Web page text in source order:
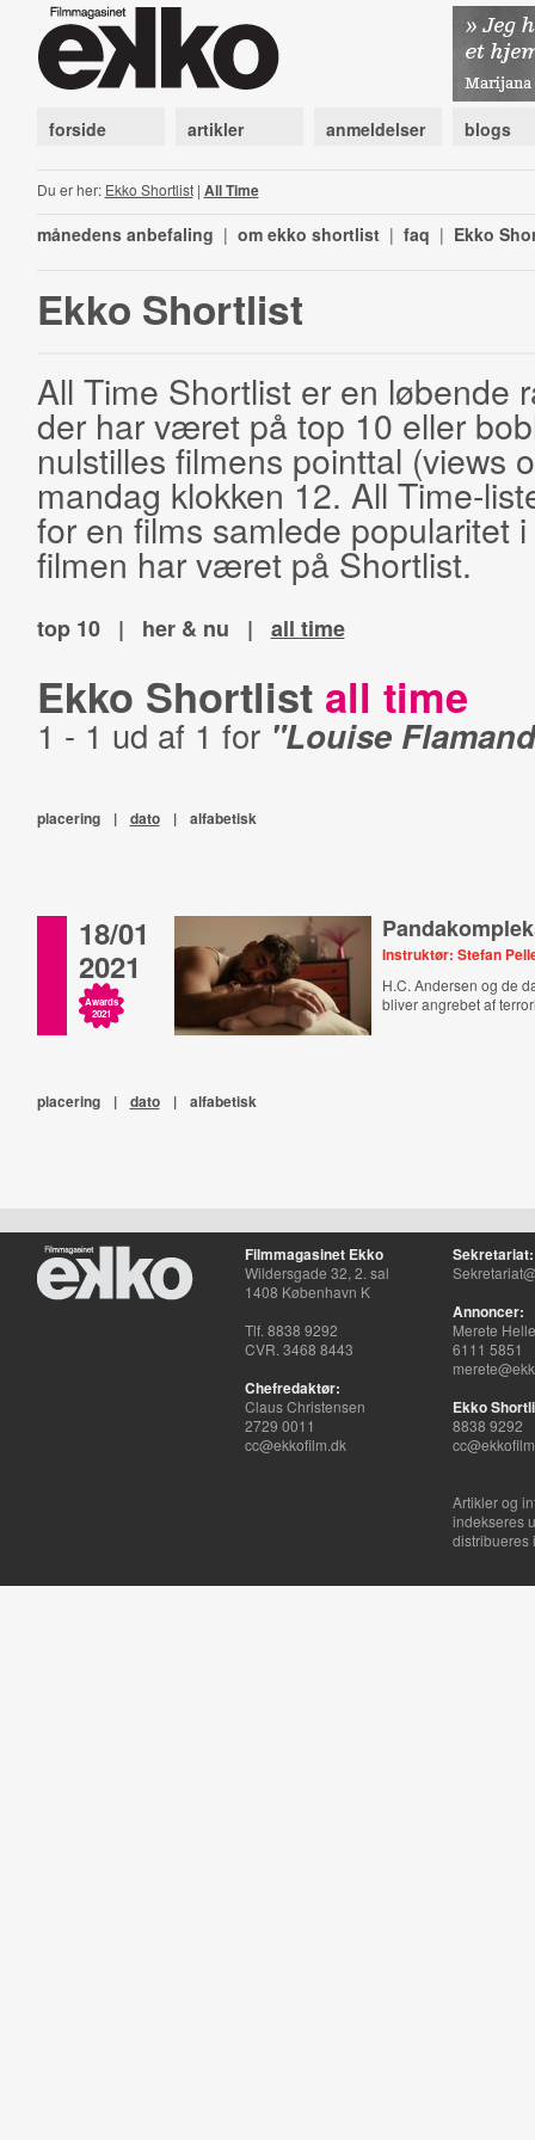
forside artikler anmeldelser blogs
Du er her: Ekko Shortlist| All Time
månedens anbefaling | om ekko shortlist | faq | Ekko
Ekko Shortlist
All Time Shortlist er en løbende
der har været på top 10 eller
nulstilles filmens pointtal (views
mandag klokken 12. All Time-
for en films samlede popularitet
filmen har været på Shortlist.
top 10 | her & nu | all time
Ekko Shortlist all time
1 - 1 ud af 1 for "Louise
placering | dato | alfabetisk
18/01
2021
Awards
2021
Instruktør: Stefan
H.C. Andersen og de
bliver angrebet af
placering | dato | alfabetisk
Filmmagasinet Ekko
Wildersgade 32, 2. sal
1408 København K
Tlf. 8838 9292
CVR. 3468 8443
Chefredaktør:
Claus Christensen
2729 0011
cc@ekkofilm.dk
Sekretariat:
Annoncer:
Merete
6111 5851
Ekko
8838 9292
Artikler og
indekseres
distribueres